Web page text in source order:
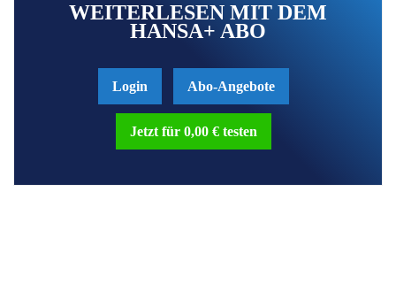
WEITERLESEN MIT DEM
HANSA+ ABO
Login Abo-Angebote
Jetzt für 0,00 € testen